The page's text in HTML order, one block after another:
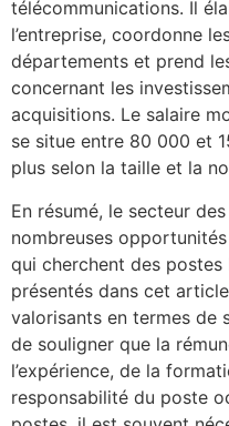
télécommunications. Il
l’entreprise, coordonne
départements et prend
concernant les
acquisitions. Le salaire
se situe entre 80 000 et
plus selon la taille et la
En résumé, le secteur
nombreuses
qui cherchent des postes
présentés dans cet
valorisants en termes de
de souligner que la
l’expérience, de la
responsabilité du poste